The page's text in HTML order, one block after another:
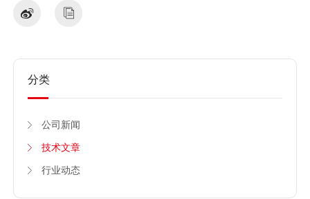
分类
公司新闻
技术文章
行业动态